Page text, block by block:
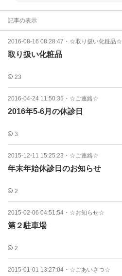
記事の表示
2016-08-16 08:28:47 ・ ☆取り扱い化粧品☆
取り扱い化粧品
23
2016-04-24 11:50:35 ・ ☆ご連絡☆
2016年5-6月の休診日
3
2015-12-11 15:25:23 ・ ☆ご連絡☆
年末年始休診日のお知らせ
2
2015-02-06 04:51:54 ・ ☆お知らせ☆
第２駐車場
2
2015-01-01 13:27:04 ・ ☆ごあいさつ☆